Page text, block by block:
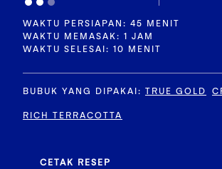
WAKTU PERSIAPAN: 45 MENIT
WAKTU MEMASAK: 1 JAM
WAKTU SELESAI: 10 MENIT
BUBUK YANG DIPAKAI: TRUE GOLD
RICH TERRACOTTA
CETAK RESEP